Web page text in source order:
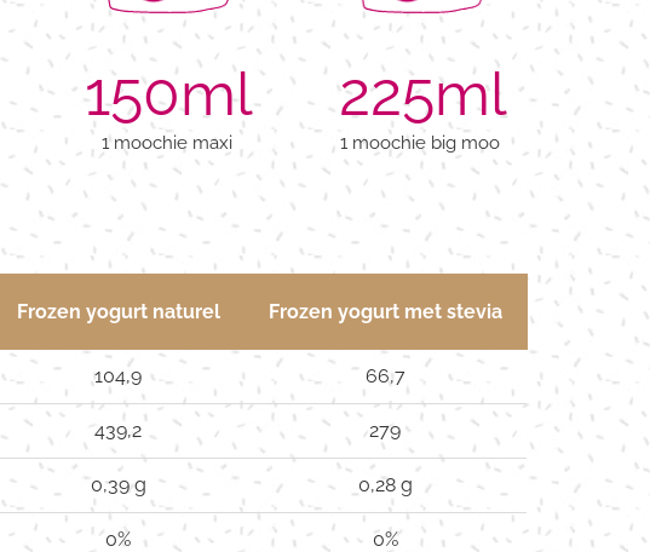
150ml
1 moochie maxi
225ml
1 moochie big moo
Frozen yogurt naturel Frozen yogurt met stevia
104,9 66,7
439,2 279
0,39 g 0,28 g
0% 0%